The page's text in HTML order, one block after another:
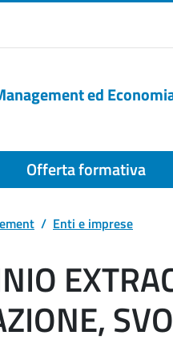
ed
Offerta formativa
Enti e imprese